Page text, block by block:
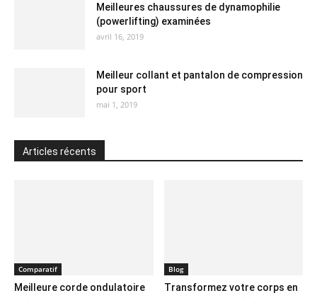
Meilleures chaussures de dynamophilie
(powerlifting) examinées
avril 16, 2019
Meilleur collant et pantalon de compression
pour sport
mai 1, 2019
Articles récents
Comparatif
Meilleure corde ondulatoire
Blog
Transformez votre corps en